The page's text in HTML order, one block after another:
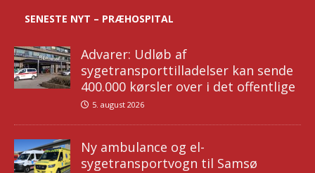
SENESTE NYT – PRÆHOSPITAL
Advarer: Udløb af
sygetransporttilladelser kan sende
400.000 kørsler over i det offentlige
5. august 2026
Ny ambulance og el-
sygetransportvogn til Samsø